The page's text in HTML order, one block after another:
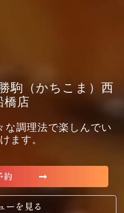
駒（かちこま）西
橋店
な調理法で楽しんでい
ます。
約
ーを見る